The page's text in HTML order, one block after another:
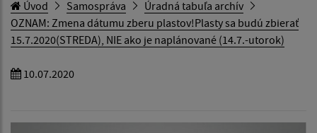
Úvod Samospráva
Úradná tabuľa archív
OZNAM: Zmena dátumu zberu plastov!Plasty sa budú zbierať
15.7.2020(STREDA), NIE ako je naplánované (14.7.-utorok)
10.07.2020